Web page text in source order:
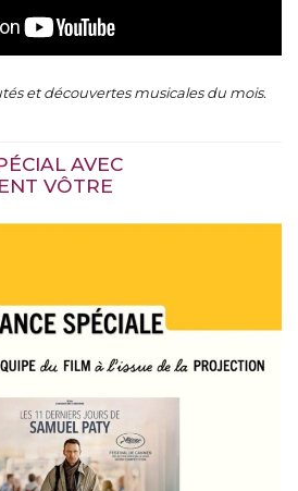
et découvertes musicales du mois.
AVEC
VÔTRE